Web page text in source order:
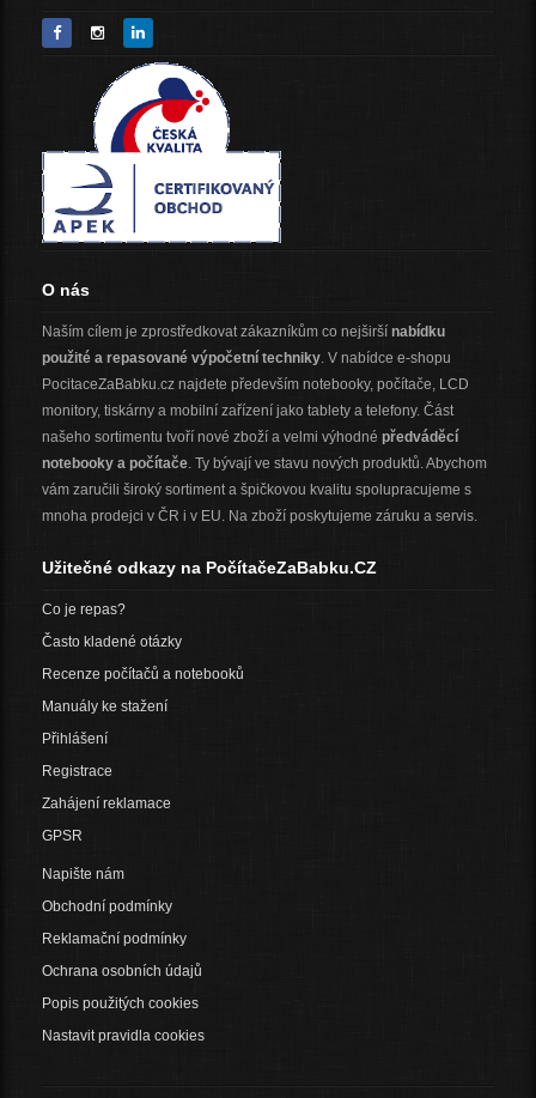
O nás
Naším cílem je zprostředkovat zákazníkům co nejširší nabídku
použité a repasované výpočetní techniky. V nabídce e-shopu
PocitaceZaBabku.cz najdete především notebooky, počítače, LCD
monitory, tiskárny a mobilní zařízení jako tablety a telefony. Část
našeho sortimentu tvoří nové zboží a velmi výhodné předváděcí
notebooky a počítače. Ty bývají ve stavu nových produktů. Abychom
vám zaručili široký sortiment a špičkovou kvalitu spolupracujeme s
mnoha prodejci v ČR i v EU. Na zboží poskytujeme záruku a servis.
Užitečné odkazy na PočítačeZaBabku.CZ
Co je repas?
Často kladené otázky
Recenze počítačů a notebooků
Manuály ke stažení
Přihlášení
Registrace
Zahájení reklamace
GPSR
Napište nám
Obchodní podmínky
Reklamační podmínky
Ochrana osobních údajů
Popis použitých cookies
Nastavit pravidla cookies